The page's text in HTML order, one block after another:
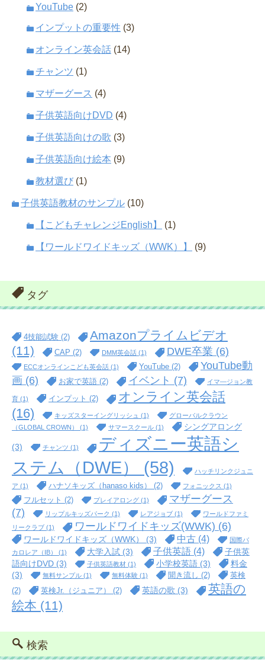
YouTube (2)
インプットの重要性 (3)
オンライン英会話 (14)
チャンツ (1)
マザーグース (4)
子供英語向けDVD (4)
子供英語向けの歌 (3)
子供英語向け絵本 (9)
教材選び (1)
子供英語教材のサンプル (10)
【こどもチャレンジEnglish】 (1)
【ワールドワイドキッズ（WWK）】 (9)
タグ
4技能試験 (2)
Amazonプライムビデオ
(11)
CAP (2) DMM英会話 (1) DWE卒業 (6)
ECCオンラインこども英会話 (1) YouTube (2)
YouTube動
画 (6) お家で英語 (2) イベント (7) イマ―ジョン教
育 (1) インプット (2)
オンライン英会話
(16)
キッズスターイングリッシュ (1)
グローバルクラウン
（GLOBAL CROWN）
(1) サマースクール (1) シングアロング
(3) チャンツ (1)
ディズニー英語シ
ステム（DWE）
(58) ハッチリンクジュニ
ア (1) ハナソキッズ（hanaso kids） (2) フォニックス (1)
フルセット (2) プレイアロング (1)
マザーグース
(7)
リップルキッズパーク (1) レアジョブ (1)
ワールドファミ
リークラブ (1) ワールドワイドキッズ(WWK) (6)
ワールドワイドキッズ（WWK） (3) 中古 (4)
国際バ
カロレア（IB）
(1) 大学入試 (3) 子供英語 (4)
子供英
語向けDVD (3) 子供英語教材 (1) 小学校英語 (3)
料金
(3)
無料サンプル (1) 無料体験 (1) 聞き流し (2)
英検
(2)
英検Jr.（ジュニア） (2) 英語の歌 (3)
英語の
絵本 (11)
検索